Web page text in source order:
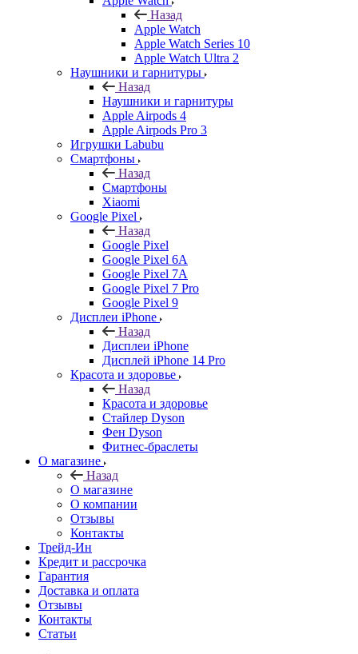
Назад
Apple Watch
Apple Watch Series 10
Apple Watch Ultra 2
Наушники и гарнитуры
Назад
Наушники и гарнитуры
Apple Airpods 4
Apple Airpods Pro 3
Игрушки Labubu
Смартфоны
Назад
Смартфоны
Xiaomi
Google Pixel
Назад
Google Pixel
Google Pixel 6A
Google Pixel 7А
Google Pixel 7 Pro
Google Pixel 9
Дисплеи iPhone
Назад
Дисплеи iPhone
Дисплей iPhone 14 Pro
Красота и здоровье
Назад
Красота и здоровье
Стайлер Dyson
Фен Dyson
Фитнес-браслеты
О магазине
Назад
О магазине
О компании
Отзывы
Контакты
Трейд-Ин
Кредит и рассрочка
Гарантия
Доставка и оплата
Отзывы
Контакты
Статьи